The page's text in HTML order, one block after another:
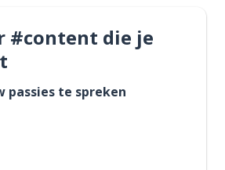
#content die je
passies te spreken